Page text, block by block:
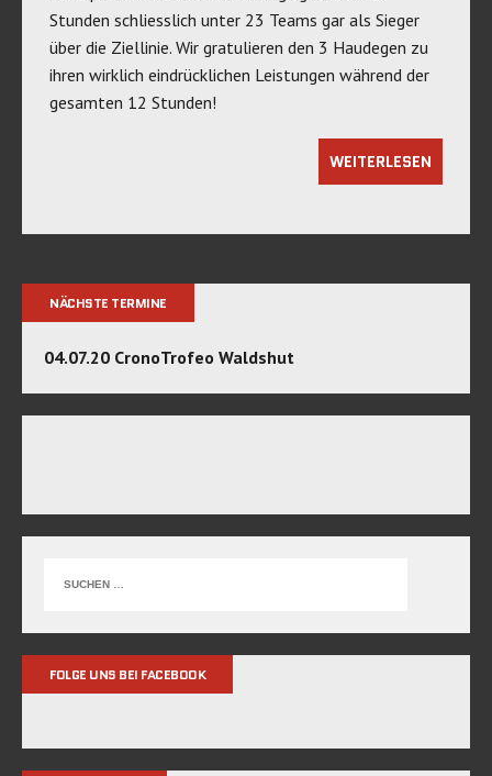
Stunden schliesslich unter 23 Teams gar als Sieger
über die Ziellinie. Wir gratulieren den 3 Haudegen zu
ihren wirklich eindrücklichen Leistungen während der
gesamten 12 Stunden!
WEITERLESEN
NÄCHSTE TERMINE
04.07.20 CronoTrofeo Waldshut
FOLGE UNS BEI FACEBOOK